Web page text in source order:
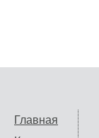
Главная